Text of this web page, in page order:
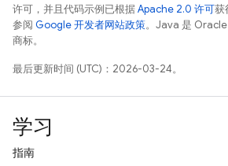
许可，并且代码示例已根据Apache 2.0 许可获
参阅 Google 开发者网站政策。Java 是
商标。
最后更新时间 (UTC)：2026-03-24。
学习
指南